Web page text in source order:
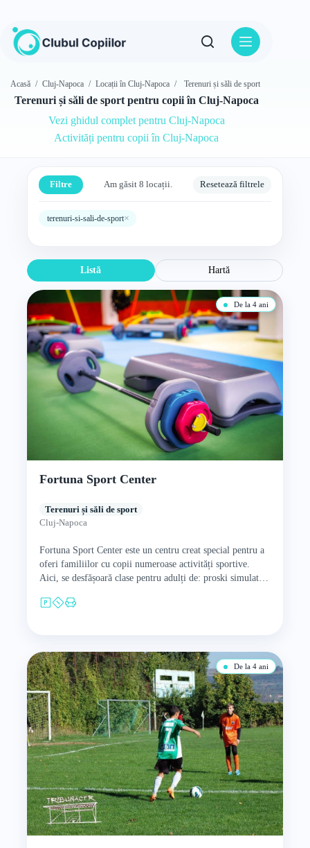
conținut
Acasă / Cluj-Napoca / Locații în Cluj-Napoca / Terenuri și săli de sport
Terenuri și săli de sport pentru copii în Cluj-Napoca
Vezi ghidul complet pentru Cluj-Napoca
Activități pentru copii în Cluj-Napoca
Filtre Am găsit 8 locații. Resetează filtrele
terenuri-si-sali-de-sport×
Listă Hartă
De la 4 ani
Fortuna Sport Center
Terenuri și săli de sport
Cluj-Napoca
Fortuna Sport Center este un centru creat special pentru a
oferi familiilor cu copii numeroase activități sportive.
Aici, se desfășoară clase pentru adulți de: proski simulator,
De la 4 ani